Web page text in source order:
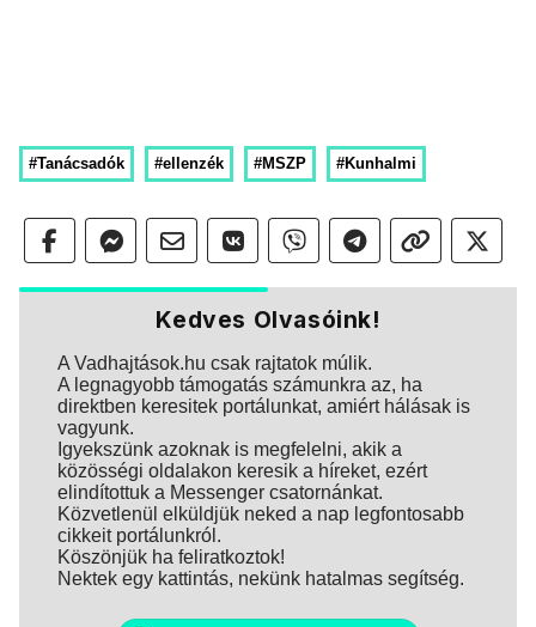
#Tanácsadók #ellenzék #MSZP #Kunhalmi
Kedves Olvasóink!
A Vadhajtások.hu csak rajtatok múlik.
A legnagyobb támogatás számunkra az, ha
direktben keresitek portálunkat, amiért hálásak is
vagyunk.
Igyekszünk azoknak is megfelelni, akik a
közösségi oldalakon keresik a híreket, ezért
elindítottuk a Messenger csatornánkat.
Közvetlenül elküldjük neked a nap legfontosabb
cikkeit portálunkról.
Köszönjük ha feliratkoztok!
Nektek egy kattintás, nekünk hatalmas segítség.